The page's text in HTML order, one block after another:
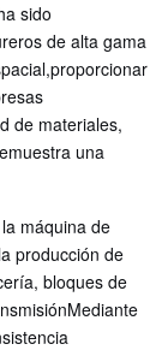
sido
de alta gama
de materiales,
una
máquina de
producción de
bloques de